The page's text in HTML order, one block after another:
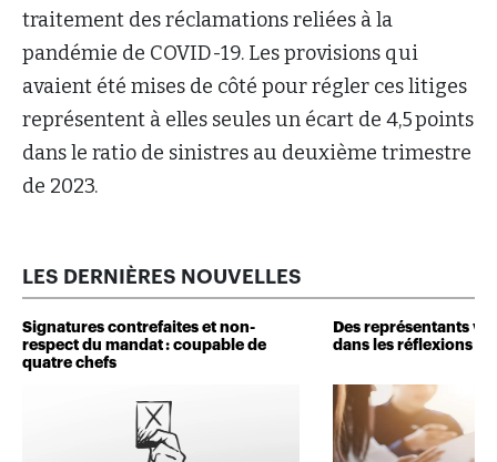
traitement des réclamations reliées à la
pandémie de COVID-19. Les provisions qui
avaient été mises de côté pour régler ces litiges
représentent à elles seules un écart de 4,5 points
dans le ratio de sinistres au deuxième trimestre
de 2023.
LES DERNIÈRES NOUVELLES
Signatures contrefaites et non-
respect du mandat : coupable de
quatre chefs
Des représentants
dans les réflexions de